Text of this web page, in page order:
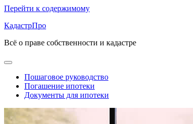
Перейти к содержимому
КадастрПро
Всё о праве собственности и кадастре
Пошаговое руководство
Погашение ипотеки
Документы для ипотеки